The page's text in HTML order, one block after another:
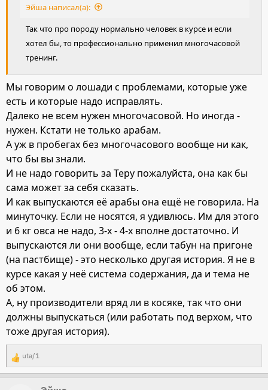
Эйша написал(а):
Так что про породу нормально человек в курсе и если
хотел бы, то профессионально применил многочасовой
тренинг.
Мы говорим о лошади с проблемами, которые уже
есть и которые надо исправлять.
Далеко не всем нужен многочасовой. Но иногда -
нужен. Кстати не только арабам.
А уж в пробегах без многочасового вообще ни как,
что бы вы знали.
И не надо говорить за Теру пожалуйста, она как бы
сама может за себя сказать.
И как выпускаются её арабы она ещё не говорила. На
минуточку. Если не носятся, я удивлюсь. Им для этого
и 6 кг овса не надо, 3-х - 4-х вполне достаточно. И
выпускаются ли они вообще, если табун на пригоне
(на пастбище) - это несколько другая история. Я не в
курсе какая у неё система содержания, да и тема не
об этом.
А, ну производители вряд ли в косяке, так что они
должны выпускаться (или работать под верхом, что
тоже другая история).
Р
е
uta/1